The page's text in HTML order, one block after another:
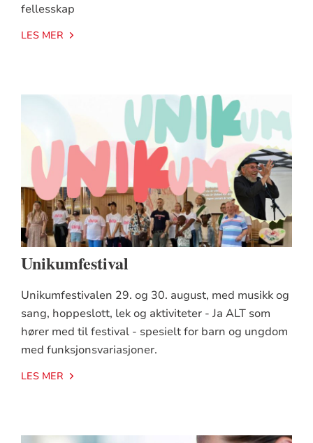
fellesskap
LES MER
Unikumfestival
Unikumfestivalen 29. og 30. august, med musikk og
sang, hoppeslott, lek og aktiviteter - Ja ALT som
hører med til festival - spesielt for barn og ungdom
med funksjonsvariasjoner.
LES MER